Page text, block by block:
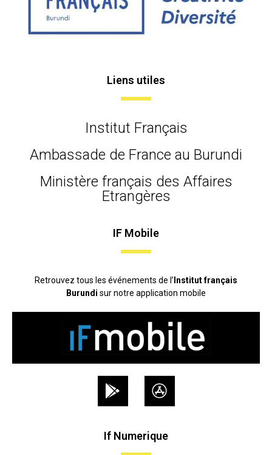
Liens utiles
Institut Français
Ambassade de France au Burundi
Ministère français des Affaires
Etrangères
IF Mobile
Retrouvez tous les événements de l’ Institut français
Burundi sur notre application mobile
If Numerique